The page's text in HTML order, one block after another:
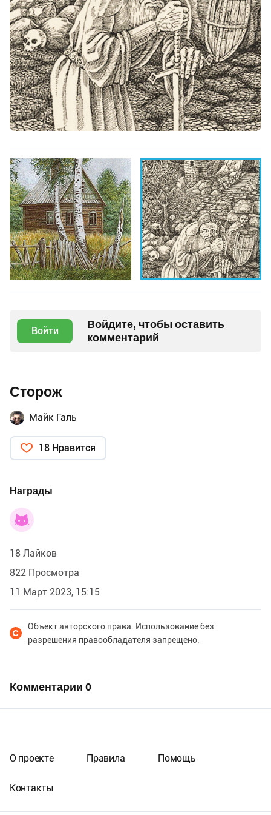
Войти
Войдите, чтобы оставить
комментарий
Сторож
Майк Галь
18 Нравится
Награды
18 Лайков
822 Просмотра
11 Март 2023, 15:15
Объект авторского права. Использование без
разрешения правообладателя запрещено.
Комментарии 0
О проекте Правила Помощь
Контакты